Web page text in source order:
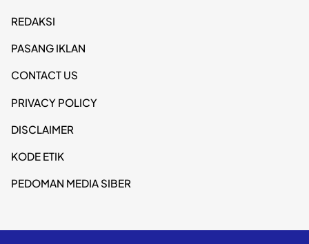
REDAKSI
PASANG IKLAN
CONTACT US
PRIVACY POLICY
DISCLAIMER
KODE ETIK
PEDOMAN MEDIA SIBER